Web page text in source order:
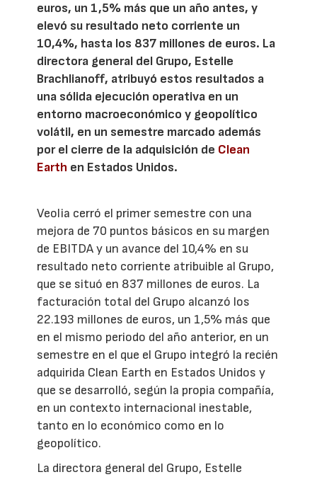
euros, un 1,5% más que un año antes, y
elevó su resultado neto corriente un
10,4%, hasta los 837 millones de euros. La
directora general del Grupo, Estelle
Brachlianoff, atribuyó estos resultados a
una sólida ejecución operativa en un
entorno macroeconómico y geopolítico
volátil, en un semestre marcado además
por el cierre de la adquisición de Clean
Earth en Estados Unidos.
Veolia cerró el primer semestre con una
mejora de 70 puntos básicos en su margen
de EBITDA y un avance del 10,4% en su
resultado neto corriente atribuible al Grupo,
que se situó en 837 millones de euros. La
facturación total del Grupo alcanzó los
22.193 millones de euros, un 1,5% más que
en el mismo periodo del año anterior, en un
semestre en el que el Grupo integró la recién
adquirida Clean Earth en Estados Unidos y
que se desarrolló, según la propia compañía,
en un contexto internacional inestable,
tanto en lo económico como en lo
geopolítico.
La directora general del Grupo, Estelle